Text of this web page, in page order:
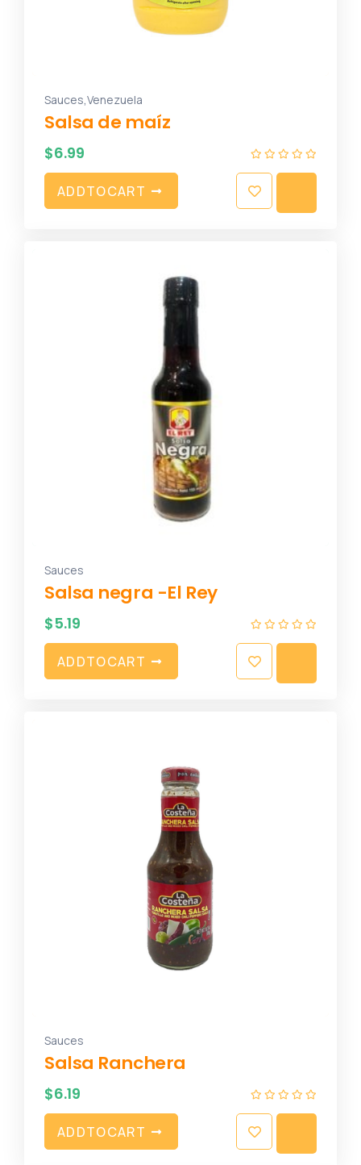
Sauces,Venezuela
Salsa de maíz
$6.99
ADDTOCART
Sauces
Salsa negra -El Rey
$5.19
ADDTOCART
Sauces
Salsa Ranchera
$6.19
ADDTOCART